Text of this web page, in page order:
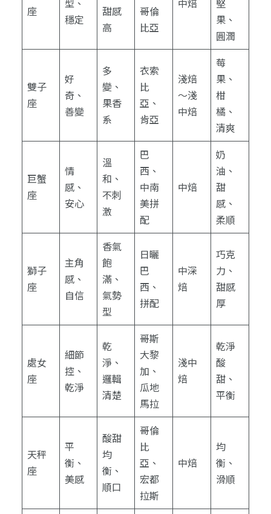
座
型、
穩定
甜感
高
哥倫
比亞
中焙
堅
果、
圓潤
雙子
座
好
奇、
善變
多
變、
果香
系
衣索
比
亞、
肯亞
淺焙
～淺
中焙
莓
果、
柑
橘、
清爽
巨蟹
座
情
感、
安心
溫
和、
不刺
激
巴
西、
中南
美拼
配
中焙
奶
油、
甜
感、
柔順
獅子
座
主角
感、
自信
香氣
飽
滿、
氣勢
型
日曬
巴
西、
拼配
中深
焙
巧克
力、
甜感
厚
處女
座
細節
控、
乾淨
乾
淨、
邏輯
清楚
哥斯
大黎
加、
瓜地
馬拉
淺中
焙
乾淨
酸
甜、
平衡
天秤
座
平
衡、
美感
酸甜
均
衡、
順口
哥倫
比
亞、
宏都
拉斯
中焙
均
衡、
滑順